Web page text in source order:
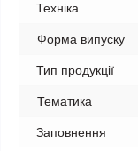
Техніка
Форма випуску
Тип продукції
Тематика
Заповнення